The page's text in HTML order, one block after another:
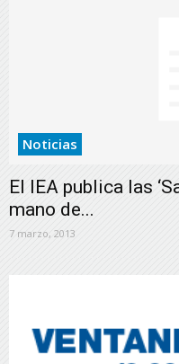
Noticias
El IEA publica las
mano de...
7 marzo, 2013